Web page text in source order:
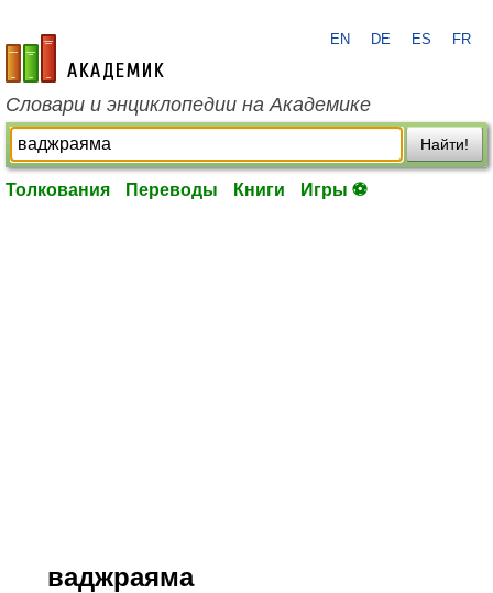
academic.ru
EN DE ES FR
Словари и энциклопедии на Академике
Найти!
Толкования Переводы Книги Игры ⚽
ваджраяма